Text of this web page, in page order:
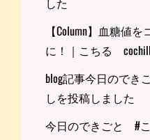
【Column】血糖値
に！｜こちる
blog記事今日ので
しを投稿しました
今日のできごと #